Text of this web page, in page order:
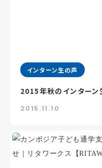
インターン生の声
2015年秋のインターン
2015.11.10